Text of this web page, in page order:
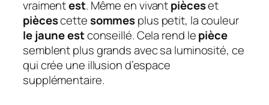
vraimentest. Même en vivantpièceset
piècescettesommesplus petit, la couleur
le jaune estconseillé. Cela rend lepièce
semblent plus grands avec sa luminosité, ce
qui crée une illusion d’espace
supplémentaire.